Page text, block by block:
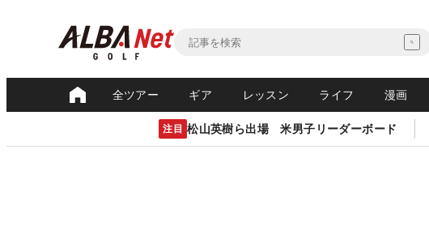
全ツアー ギア レッスン ライフ 漫画
注目 松山英樹ら出場 米男子リーダーボード